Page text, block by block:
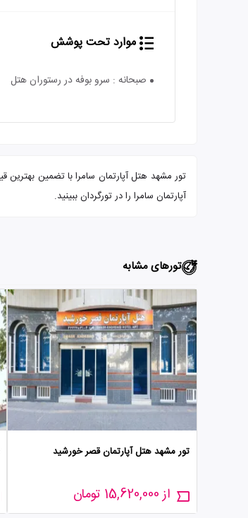
موارد تحت پوشش
صبحانه : سرو بوفه در رستوران هتل
آپارتمان سامرا را در تورگردان ببینید.
تورهای مشابه
تور مشهد هتل آپارتمان قصر خورشید
از 15,620,000 تومان